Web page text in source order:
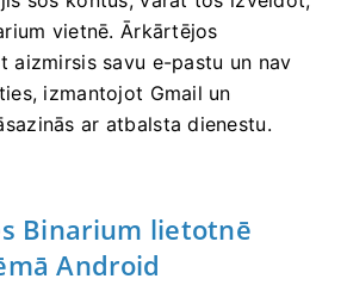
vietnē. Ārkārtējos
aizmirsis savu e-pastu un nav
izmantojot Gmail un
ar atbalsta dienestu.
Binarium lietotnē
Android